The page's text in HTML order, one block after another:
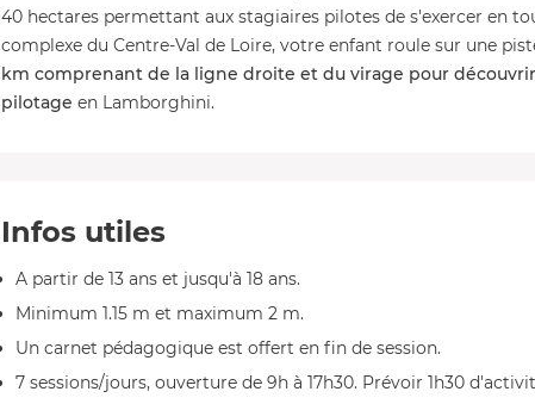
40 hectares permettant aux stagiaires pilotes de s'exercer en
complexe du Centre-Val de Loire, votre enfant roule sur une
km comprenant de la ligne droite et du virage pour
pilotage en Lamborghini.
Infos utiles
A partir de 13 ans et jusqu'à 18 ans.
Minimum 1.15 m et maximum 2 m.
Un carnet pédagogique est offert en fin de session.
7 sessions/jours, ouverture de 9h à 17h30. Prévoir 1h30